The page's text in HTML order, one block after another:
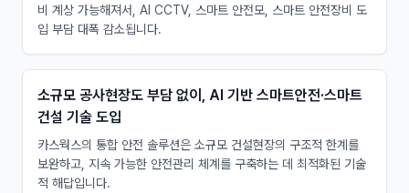
비 계상 가능해져서, AI CCTV, 스마트 안전모, 스마트 안전장비 도
입 부담 대폭 감소됩니다.
소규모 공사현장도 부담 없이, AI 기반 스마트안전·스마트
건설 기술 도입
카스웍스의 통합 안전 솔루션은 소규모 건설현장의 구조적 한계를
보완하고, 지속 가능한 안전관리 체계를 구축하는 데 최적화된 기술
적 해답입니다. ​